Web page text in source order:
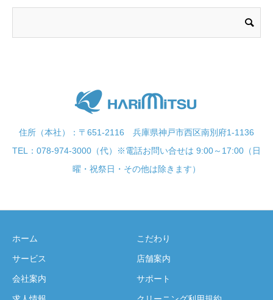
住所（本社）：〒651-2116 兵庫県神戸市西区南別府1-1136
TEL：078-974-3000（代）※電話お問い合せは 9:00～17:00（日
曜・祝祭日・その他は除きます）
ホーム こだわり
サービス 店舗案内
会社案内 サポート